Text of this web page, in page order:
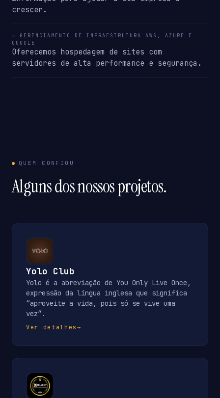
crescer.
→ GERENCIAMENTO DE INFRAESTRUTURA AWS, AZURE E
GOOGLE
Oferecemos hospedagem de sites com
servidores de alta performance e segurança.
QUEM CONFIOU
Alguns dos nossos projetos.
Yolo Club
Yolo é a abreviação de You Only Live Once,
expressão da língua inglesa que significa
“aproveite a vida, pois só se vive uma
vez”.
Ver detalhes→